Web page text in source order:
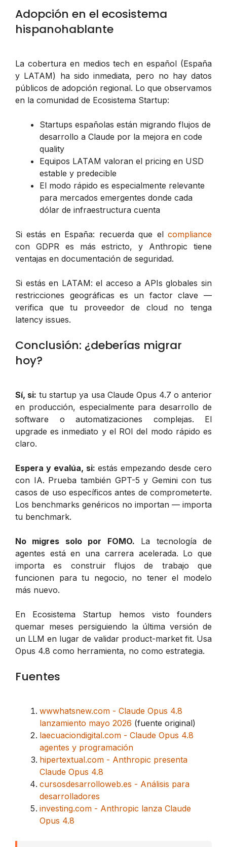
Adopción en el ecosistema
hispanohablante
La cobertura en medios tech en español (España
y LATAM) ha sido inmediata, pero no hay datos
públicos de adopción regional. Lo que observamos
en la comunidad de Ecosistema Startup:
Startups españolas están migrando flujos de
desarrollo a Claude por la mejora en code
quality
Equipos LATAM valoran el pricing en USD
estable y predecible
El modo rápido es especialmente relevante
para mercados emergentes donde cada
dólar de infraestructura cuenta
Si estás en España: recuerda que el compliance
con GDPR es más estricto, y Anthropic tiene
ventajas en documentación de seguridad.
Si estás en LATAM: el acceso a APIs globales sin
restricciones geográficas es un factor clave —
verifica que tu proveedor de cloud no tenga
latency issues.
Conclusión: ¿deberías migrar
hoy?
Sí, si: tu startup ya usa Claude Opus 4.7 o anterior
en producción, especialmente para desarrollo de
software o automatizaciones complejas. El
upgrade es inmediato y el ROI del modo rápido es
claro.
Espera y evalúa, si: estás empezando desde cero
con IA. Prueba también GPT-5 y Gemini con tus
casos de uso específicos antes de comprometerte.
Los benchmarks genéricos no importan — importa
tu benchmark.
No migres solo por FOMO. La tecnología de
agentes está en una carrera acelerada. Lo que
importa es construir flujos de trabajo que
funcionen para tu negocio, no tener el modelo
más nuevo.
En Ecosistema Startup hemos visto founders
quemar meses persiguiendo la última versión de
un LLM en lugar de validar product-market fit. Usa
Opus 4.8 como herramienta, no como estrategia.
Fuentes
wwwhatsnew.com - Claude Opus 4.8
lanzamiento mayo 2026 (fuente original)
laecuaciondigital.com - Claude Opus 4.8
agentes y programación
hipertextual.com - Anthropic presenta
Claude Opus 4.8
cursosdesarrolloweb.es - Análisis para
desarrolladores
investing.com - Anthropic lanza Claude
Opus 4.8